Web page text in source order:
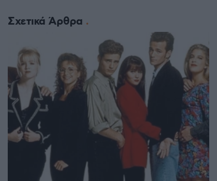
Σχετικά Άρθρα